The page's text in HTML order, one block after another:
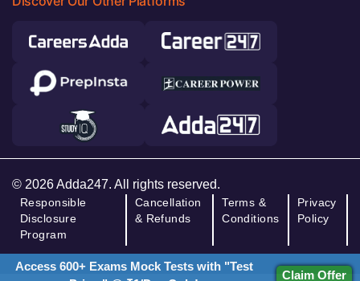
© 2026 Adda247. All rights reserved.
Responsible
Disclosure
Program
Cancellation
& Refunds
Terms &
Conditions
Privacy
Policy
Access 600+ Exams Mock Tests with "Test
Claim Offer